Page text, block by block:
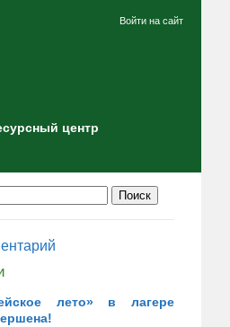
Войти на сайт
центр
лето» в лагере